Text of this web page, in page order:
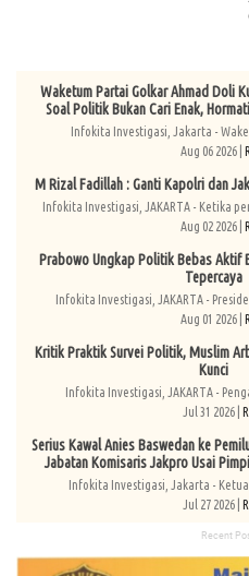
Waketum Partai Golkar Ahmad Doli
Soal Politik Bukan Cari Enak,
Infokita Investigasi, Jakarta -
Aug 06 2026 |
M Rizal Fadillah : Ganti Kapolri dan
Infokita Investigasi, JAKARTA - Ketika
Aug 02 2026 |
Prabowo Ungkap Politik Bebas Aktif
Tepercaya
Infokita Investigasi, JAKARTA -
Aug 01 2026 |
Kritik Praktik Survei Politik, Muslim
Kunci
Infokita Investigasi, JAKARTA -
Jul 31 2026 |
Serius Kawal Anies Baswedan ke
Jabatan Komisaris Jakpro Usai
Infokita Investigasi, Jakarta -
Jul 27 2026 |
Recent